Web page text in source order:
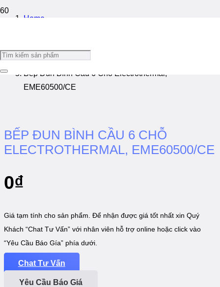
Home
/
Bếp Đun Bình Cầu 6 Chỗ Electrothermal,
EME60500/CE
BẾP ĐUN BÌNH CẦU 6 CHỖ
ELECTROTHERMAL, EME60500/CE
0₫
Giá tạm tính cho sản phẩm. Để nhận được giá tốt nhất xin Quý
Khách “Chat Tư Vấn” với nhân viên hỗ trợ online hoặc click vào
“Yêu Cầu Báo Gía” phía dưới.
Chat Tư Vấn
Yêu Cầu Báo Giá